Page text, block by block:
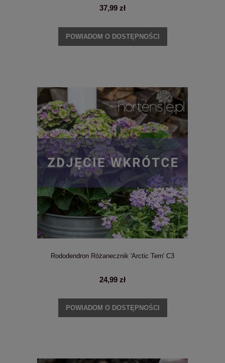
37,99 zł
POWIADOM O DOSTĘPNOŚCI
Rododendron Różanecznik 'Arctic Tern' C3
24,99 zł
POWIADOM O DOSTĘPNOŚCI